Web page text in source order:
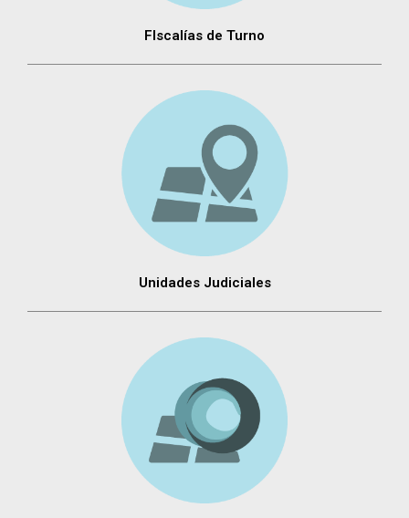
FIscalías de Turno
Unidades Judiciales